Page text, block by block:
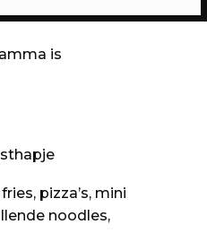
is
pizza’s, mini
noodles,